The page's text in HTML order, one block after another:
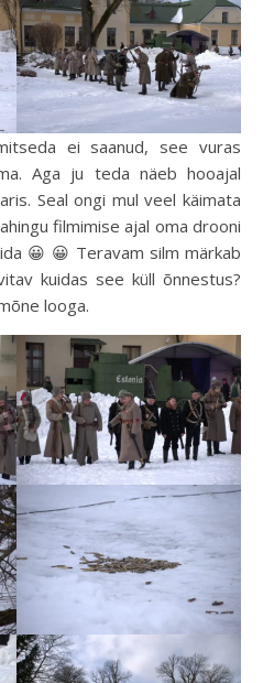
ei saanud, see vuras
Aga ju teda näeb hooajal
Seal ongi mul veel käimata
filmimise ajal oma drooni
😀 😀 Teravam silm märkab
kuidas see küll õnnestus?
looga.